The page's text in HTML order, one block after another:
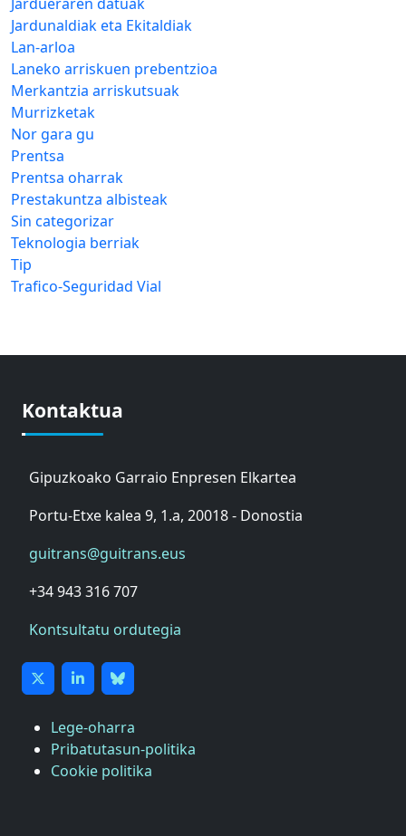
Jardunaldiak eta Ekitaldiak
Lan-arloa
Laneko arriskuen prebentzioa
Merkantzia arriskutsuak
Murrizketak
Nor gara gu
Prentsa
Prentsa oharrak
Prestakuntza albisteak
Sin categorizar
Teknologia berriak
Tip
Trafico-Seguridad Vial
Kontaktua
Gipuzkoako Garraio Enpresen Elkartea
Portu-Etxe kalea 9, 1.a, 20018 - Donostia
guitrans@guitrans.eus
+34 943 316 707
Kontsultatu ordutegia
Lege-oharra
Pribatutasun-politika
Cookie politika